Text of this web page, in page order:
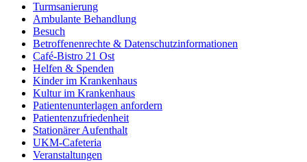
Turmsanierung
Ambulante Behandlung
Besuch
Betroffenenrechte & Datenschutzinformationen
Café-Bistro 21 Ost
Helfen & Spenden
Kinder im Krankenhaus
Kultur im Krankenhaus
Patientenunterlagen anfordern
Patientenzufriedenheit
Stationärer Aufenthalt
UKM-Cafeteria
Veranstaltungen